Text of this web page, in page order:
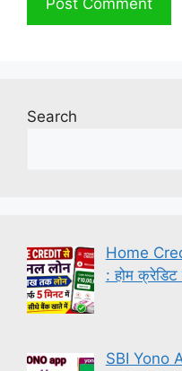
Search
Home
: होम
SBI Yono